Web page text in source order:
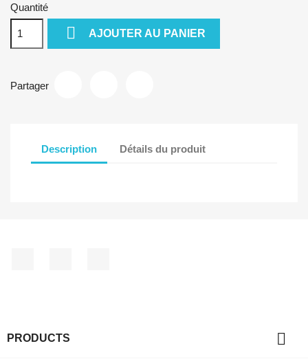
Quantité
 AJOUTER AU PANIER
Partager
Description Détails du produit
PRODUCTS 